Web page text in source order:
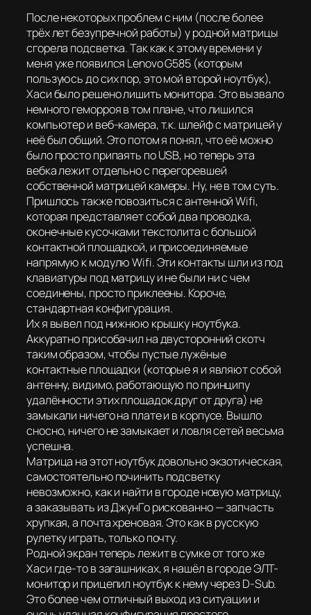
После некоторых проблем с ним (после более
трёх лет безупречной работы) у родной матрицы
сгорела подсветка. Так как к этому времени у
меня уже появился Lenovo G585 (которым
пользуюсь до сих пор, это мой второй ноутбук),
Хаси было решено лишить монитора. Это вызвало
немного геморроя в том плане, что лишился
компьютер и веб-камера, т.к. шлейф с матрицей у
неё был общий. Это потом я понял, что её можно
было просто припаять по USB, но теперь эта
вебка лежит отдельно с перегоревшей
собственной матрицей камеры. Ну, не в том суть.
Пришлось также повозиться с антенной Wifi,
которая представляет собой два проводка,
оконечные кусочками текстолита с большой
контактной площадкой, и присоединяемые
напрямую к модулю Wifi. Эти контакты шли из под
клавиатуры под матрицу и не были ни с чем
соединены, просто приклеены. Короче,
стандартная конфигурация.
Их я вывел под нижнюю крышку ноутбука.
Аккуратно присобачил на двусторонний скотч
таким образом, чтобы пустые лужёные
контактные площадки (которые я и являют собой
антенну, видимо, работающую по принципу
удалённости этих площадок друг от друга) не
замыкали ничего на плате и в корпусе. Вышло
сносно, ничего не замыкает и ловля сетей весьма
успешна.
Матрица на этот ноутбук довольно экзотическая,
самостоятельно починить подсветку
невозможно, как и найти в городе новую матрицу,
а заказывать из ДжунГо рискованно — запчасть
хрупкая, а почта хреновая. Это как в русскую
рулетку играть, только почту.
Родной экран теперь лежит в сумке от того же
Хаси где-то в загашниках, я нашёл в городе ЭЛТ-
монитор и прицепил ноутбук к нему через D-Sub.
Это более чем отличный выход из ситуации и